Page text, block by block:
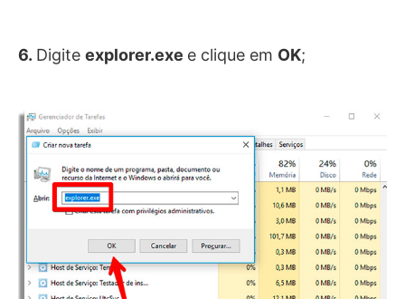
6. Digite explorer.exe e clique em OK;